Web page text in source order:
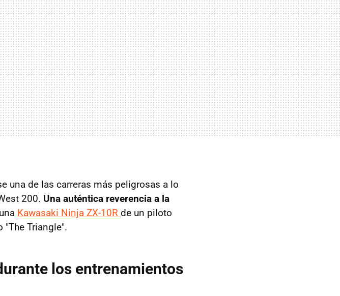
una de las carreras más peligrosas a lo
200. Una auténtica reverencia a la
Kawasaki Ninja ZX-10R de un piloto
Triangle".
los entrenamientos